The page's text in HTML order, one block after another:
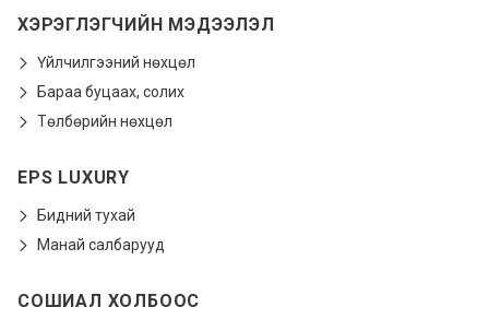
ХЭРЭГЛЭГЧИЙН МЭДЭЭЛЭЛ
Үйлчилгээний нөхцөл
Бараа буцаах, солих
Төлбөрийн нөхцөл
EPS LUXURY
Бидний тухай
Манай салбарууд
СОШИАЛ ХОЛБООС